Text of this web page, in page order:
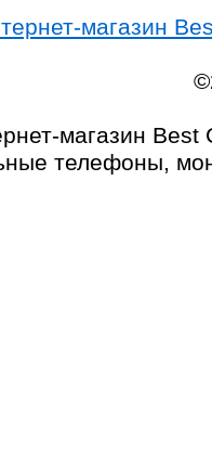
магазин
магазин Best
телефоны,